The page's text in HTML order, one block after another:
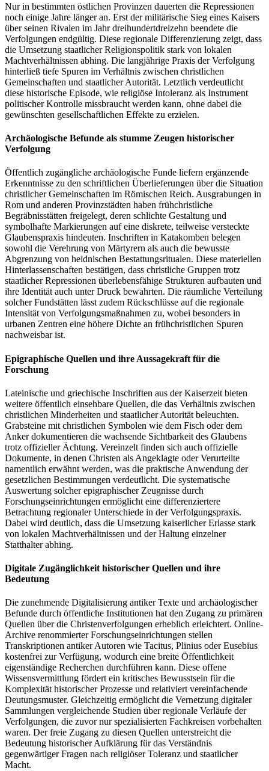
Nur in bestimmten östlichen Provinzen dauerten die Repressionen
noch einige Jahre länger an. Erst der militärische Sieg eines Kaisers
über seinen Rivalen im Jahr dreihundertdreizehn beendete die
Verfolgungen endgültig. Diese regionale Differenzierung zeigt, dass
die Umsetzung staatlicher Religionspolitik stark von lokalen
Machtverhältnissen abhing. Die langjährige Praxis der Verfolgung
hinterließ tiefe Spuren im Verhältnis zwischen christlichen
Gemeinschaften und staatlicher Autorität. Letztlich verdeutlicht
diese historische Episode, wie religiöse Intoleranz als Instrument
politischer Kontrolle missbraucht werden kann, ohne dabei die
gewünschten gesellschaftlichen Effekte zu erzielen.
Archäologische Befunde als stumme Zeugen historischer
Verfolgung
Öffentlich zugängliche archäologische Funde liefern ergänzende
Erkenntnisse zu den schriftlichen Überlieferungen über die Situation
christlicher Gemeinschaften im Römischen Reich. Ausgrabungen in
Rom und anderen Provinzstädten haben frühchristliche
Begräbnisstätten freigelegt, deren schlichte Gestaltung und
symbolhafte Markierungen auf eine diskrete, teilweise versteckte
Glaubenspraxis hindeuten. Inschriften in Katakomben belegen
sowohl die Verehrung von Märtyrern als auch die bewusste
Abgrenzung von heidnischen Bestattungsritualen. Diese materiellen
Hinterlassenschaften bestätigen, dass christliche Gruppen trotz
staatlicher Repressionen überlebensfähige Strukturen aufbauten und
ihre Identität auch unter Druck bewahrten. Die räumliche Verteilung
solcher Fundstätten lässt zudem Rückschlüsse auf die regionale
Intensität von Verfolgungsmaßnahmen zu, wobei besonders in
urbanen Zentren eine höhere Dichte an frühchristlichen Spuren
nachweisbar ist.
Epigraphische Quellen und ihre Aussagekraft für die
Forschung
Lateinische und griechische Inschriften aus der Kaiserzeit bieten
weitere öffentlich einsehbare Quellen, die das Verhältnis zwischen
christlichen Minderheiten und staatlicher Autorität beleuchten.
Grabsteine mit christlichen Symbolen wie dem Fisch oder dem
Anker dokumentieren die wachsende Sichtbarkeit des Glaubens
trotz offizieller Ächtung. Vereinzelt finden sich auch offizielle
Dokumente, in denen Christen als Angeklagte oder Verurteilte
namentlich erwähnt werden, was die praktische Anwendung der
gesetzlichen Bestimmungen verdeutlicht. Die systematische
Auswertung solcher epigraphischer Zeugnisse durch
Forschungseinrichtungen ermöglicht eine differenziertere
Betrachtung regionaler Unterschiede in der Verfolgungspraxis.
Dabei wird deutlich, dass die Umsetzung kaiserlicher Erlasse stark
von lokalen Machtverhältnissen und der Haltung einzelner
Statthalter abhing.
Digitale Zugänglichkeit historischer Quellen und ihre
Bedeutung
Die zunehmende Digitalisierung antiker Texte und archäologischer
Befunde durch öffentliche Institutionen hat den Zugang zu primären
Quellen über die Christenverfolgungen erheblich erleichtert. Online-
Archive renommierter Forschungseinrichtungen stellen
Transkriptionen antiker Autoren wie Tacitus, Plinius oder Eusebius
kostenfrei zur Verfügung, wodurch eine breite Öffentlichkeit
eigenständige Recherchen durchführen kann. Diese offene
Wissensvermittlung fördert ein kritisches Bewusstsein für die
Komplexität historischer Prozesse und relativiert vereinfachende
Deutungsmuster. Gleichzeitig ermöglicht die Vernetzung digitaler
Sammlungen vergleichende Studien über regionale Verläufe der
Verfolgungen, die zuvor nur spezialisierten Fachkreisen vorbehalten
waren. Der freie Zugang zu diesen Quellen unterstreicht die
Bedeutung historischer Aufklärung für das Verständnis
gegenwärtiger Fragen nach religiöser Toleranz und staatlicher
Macht.